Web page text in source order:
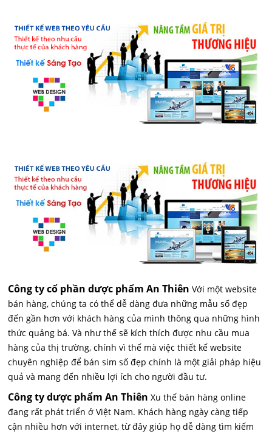
Công ty cổ phần dược phẩm An Thiên Với một website
bán hàng, chúng ta có thể dễ dàng đưa những mẫu số đẹp
đến gần hơn với khách hàng của mình thông qua những hình
thức quảng bá. Và như thế sẽ kích thích được nhu cầu mua
hàng của thị trường, chính vì thế mà việc thiết kế website
chuyên nghiệp để bán sim số đẹp chính là một giải pháp hiệu
quả và mang đến nhiều lợi ích cho người đầu tư.
Công ty dược phẩm An Thiên Xu thế bán hàng online
đang rất phát triển ở Việt Nam. Khách hàng ngày càng tiếp
cận nhiều hơn với internet, từ đây giúp họ dễ dàng tìm kiếm